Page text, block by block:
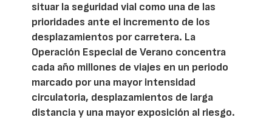
situar la seguridad vial como una de las
prioridades ante el incremento de los
desplazamientos por carretera. La
Operación Especial de Verano concentra
cada año millones de viajes en un periodo
marcado por una mayor intensidad
circulatoria, desplazamientos de larga
distancia y una mayor exposición al riesgo.